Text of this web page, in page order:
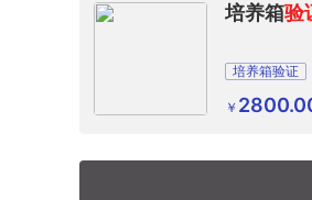
培养箱验
培养箱验证
￥